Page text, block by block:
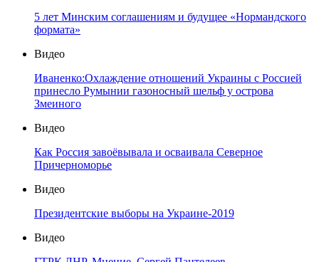
5 лет Минским соглашениям и будущее «Нормандского
формата»
Видео
Иваненко:Охлаждение отношений Украины с Россией
принесло Румынии газоносный шельф у острова
Змеиного
Видео
Как Россия завоёвывала и осваивала Северное
Причерноморье
Видео
Президентские выборы на Украине-2019
Видео